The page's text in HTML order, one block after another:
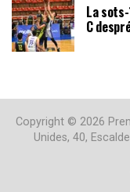
La
C
Copyright © 2026
Unides, 40,